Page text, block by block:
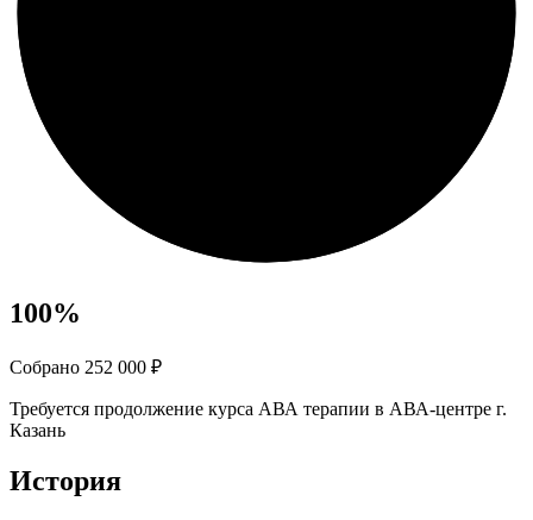
100%
Собрано 252 000 ₽
Требуется продолжение курса АВА терапии в АВА-центре г.
Казань
История